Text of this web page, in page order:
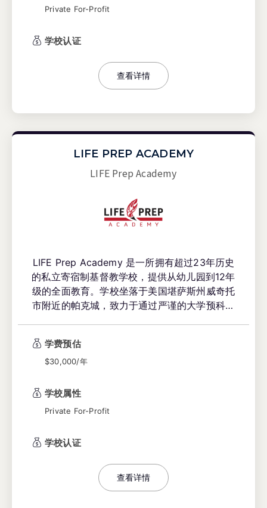
Private For-Profit
学校认证
查看详情
LIFE PREP ACADEMY
LIFE Prep Academy
LIFE Prep Academy 是一所拥有超过23年历史
的私立寄宿制基督教学校，提供从幼儿园到12年
级的全面教育。学校坐落于美国堪萨斯州威奇托
市附近的帕克城，致力于通过严谨的大学预科课
独特的教育理念和卓越的学术成就，被《威奇托
鹰报》评选为威奇托最佳私立学校。
学费预估
$30,000/年
学校属性
Private For-Profit
学校认证
查看详情